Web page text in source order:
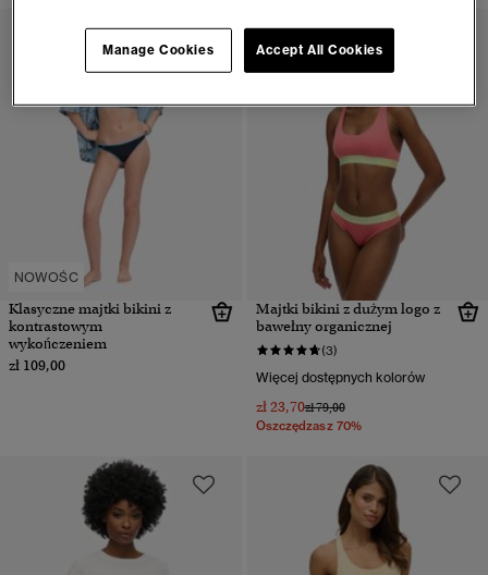
NOWOŚC
Klasyczne majtki bikini z
kontrastowym
wykończeniem
zł 109,00
Majtki bikini z dużym logo z
bawełny organicznej
(3)
Więcej dostępnych kolorów
zł 23,70Cena obniżona od
zł 79,00do
Oszczędzasz 70%
Accept All Cookies
Manage Cookies